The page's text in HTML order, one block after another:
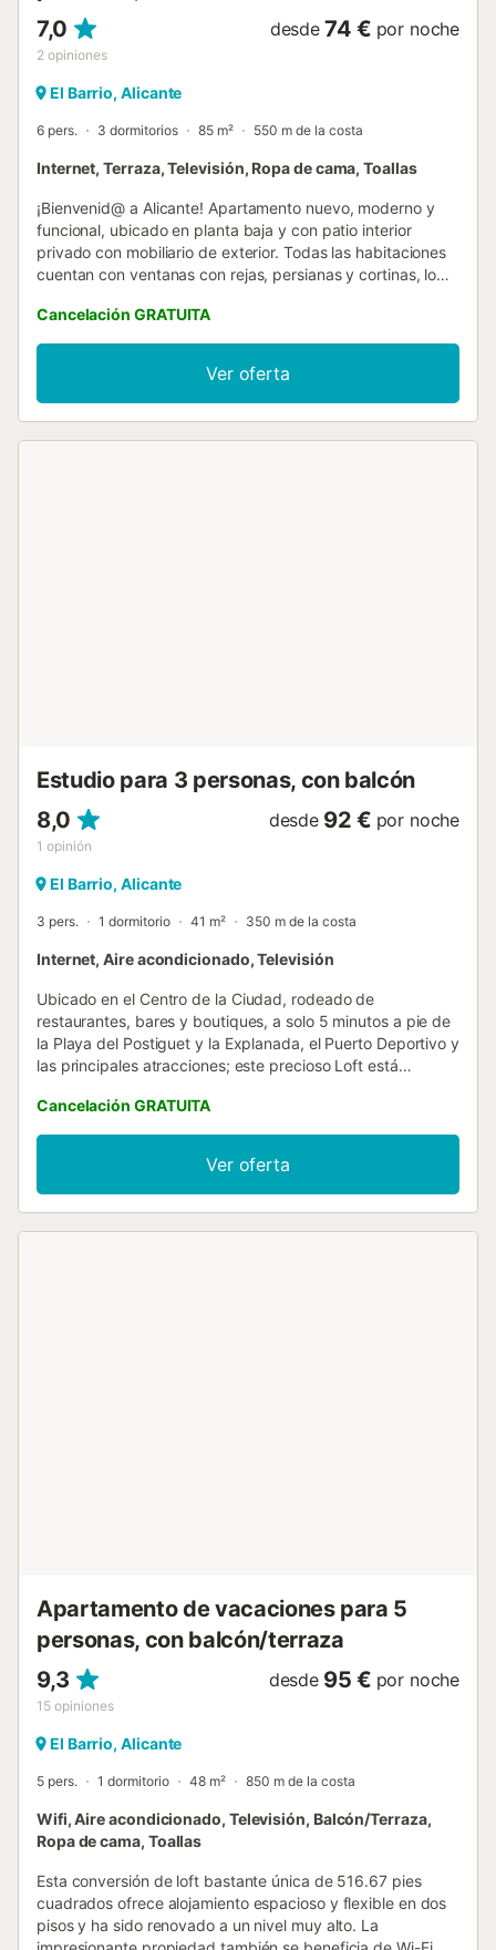
7,0
2 opiniones
desde 74 € por noche
El Barrio, Alicante
6 pers. 3 dormitorios 85 m² 550 m de la costa
Internet, Terraza, Televisión, Ropa de cama, Toallas
¡Bienvenid@ a Alicante! Apartamento nuevo, moderno y
funcional, ubicado en planta baja y con patio interior
privado con mobiliario de exterior. Todas las habitaciones
cuentan con ventanas con rejas, persianas y cortinas, lo
zona tranquila y bien conectada, con una agradable brisa
del mar y la montaña. La playa del Postiguet está a solo 10
minutos a pie. El apartamento se encuentra junto al centro
comercial Plaza Mar 2, con todo lo que necesitas justo
frente a la puerta: supermercado, restaurantes, cines,
Cancelación GRATUITA
Ver oferta
Estudio para 3 personas, con balcón
8,0
1 opinión
desde 92 € por noche
El Barrio, Alicante
3 pers. 1 dormitorio 41 m² 350 m de la costa
Internet, Aire acondicionado, Televisión
Ubicado en el Centro de la Ciudad, rodeado de
restaurantes, bares y boutiques, a solo 5 minutos a pie de
la Playa del Postiguet y la Explanada, el Puerto Deportivo y
las principales atracciones; este precioso Loft está
baño amplio. Nunca querrás irte de este elegante loft en el
casco antiguo del Barrio. Para subir al apartamento hay
que usar la escalera de caracol hasta el tercer piso. Al
estar situado en el corazón de la ciudad de Alicante se
puede percibir ruido especialmente en temporada alta o
Cancelación GRATUITA
Ver oferta
Apartamento de vacaciones para 5
personas, con balcón/terraza
9,3
15 opiniones
desde 95 € por noche
El Barrio, Alicante
5 pers. 1 dormitorio 48 m² 850 m de la costa
Wifi, Aire acondicionado, Televisión, Balcón/Terraza,
Ropa de cama, Toallas
Esta conversión de loft bastante única de 516.67 pies
cuadrados ofrece alojamiento espacioso y flexible en dos
pisos y ha sido renovado a un nivel muy alto. La